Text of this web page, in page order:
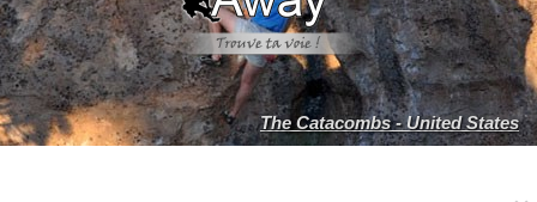
The Catacombs - United States